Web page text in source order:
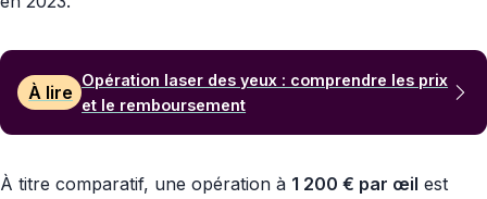
À lire
Opération laser des yeux : comprendre les prix
et le remboursement
À titre comparatif, une opération à 1 200 € par œil est